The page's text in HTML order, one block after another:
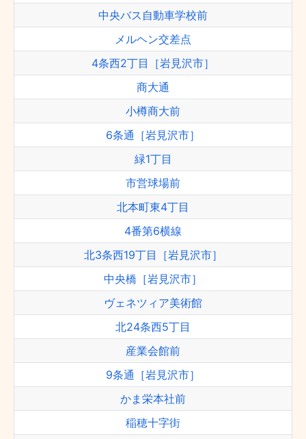
中央バス自動車学校前
メルヘン交差点
4条西2丁目［岩見沢市］
商大通
小樽商大前
6条通［岩見沢市］
緑1丁目
市営球場前
北本町東4丁目
4番第6横線
北3条西19丁目［岩見沢市］
中央橋［岩見沢市］
ヴェネツィア美術館
北24条西5丁目
産業会館前
9条通［岩見沢市］
かま栄本社前
稲穂十字街